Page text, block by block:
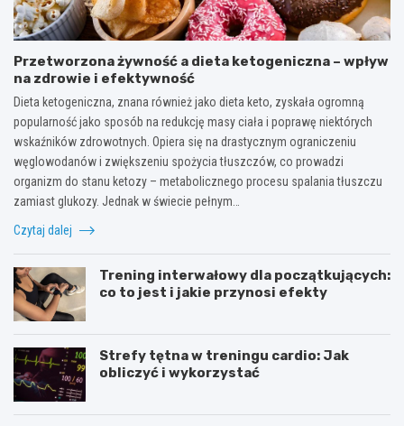
Przetworzona żywność a dieta ketogeniczna – wpływ
na zdrowie i efektywność
Dieta ketogeniczna, znana również jako dieta keto, zyskała ogromną
popularność jako sposób na redukcję masy ciała i poprawę niektórych
wskaźników zdrowotnych. Opiera się na drastycznym ograniczeniu
węglowodanów i zwiększeniu spożycia tłuszczów, co prowadzi
organizm do stanu ketozy – metabolicznego procesu spalania tłuszczu
zamiast glukozy. Jednak w świecie pełnym…
Czytaj dalej
Trening interwałowy dla początkujących:
co to jest i jakie przynosi efekty
Strefy tętna w treningu cardio: Jak
obliczyć i wykorzystać